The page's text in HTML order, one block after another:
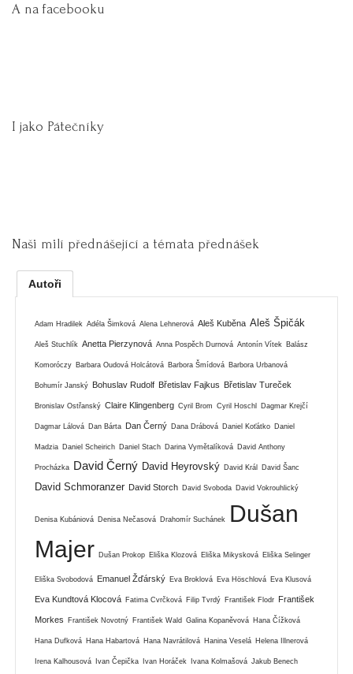
A na facebooku
I jako Pátečníky
Naši milí přednášející a témata přednášek
Autoři
Adam Hradilek Adéla Šimková Alena Lehnerová Aleš Kuběna Aleš Špičák
Aleš Stuchlík Anetta Pierzynová Anna Pospěch Durnová Antonín Vítek Balász
Komoróczy Barbara Oudová Holcátová Barbora Šmídová Barbora Urbanová
Bohumír Janský Bohuslav Rudolf Břetislav Fajkus Břetislav Tureček
Bronislav Ostřanský Claire Klingenberg Cyril Brom Cyril Hoschl Dagmar Krejčí
Dagmar Lálová Dan Bárta Dan Černý Dana Drábová Daniel Koťátko Daniel
Madzia Daniel Scheirich Daniel Stach Darina Vymětalíková David Anthony
Procházka David Černý David Heyrovský David Král David Šanc
David Schmoranzer David Storch David Svoboda David Vokrouhlický
Denisa Kubániová Denisa Nečasová Drahomír Suchánek
Dušan
Majer Dušan Prokop Eliška Klozová Eliška Mikysková Eliška Selinger
Eliška Svobodová Emanuel Žďárský Eva Broklová Eva Höschlová Eva Klusová
Eva Kundtová Klocová Fatima Cvrčková Filip Tvrdý František Flodr František
Morkes František Novotný František Wald Galina Kopaněvová Hana Čížková
Hana Dufková Hana Habartová Hana Navrátilová Hanina Veselá Helena Illnerová
Irena Kalhousová Ivan Čepička Ivan Horáček Ivana Kolmašová Jakub Benech